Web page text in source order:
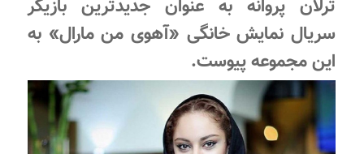
ایفا کند. پیش از این حسن معجونی برای ایفای نقش ناصرالدین
شاه
ترلان پروانه به عنوان جدیدترین بازیگر
سریال نمایش خانگی «آهوی من مارال» به
این مجموعه پیوست.